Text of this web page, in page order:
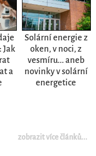
Jak
a
Solární energie z
oken, v noci, z
vesmíru... aneb
novinky v solární
energetice
zobrazit více článků...